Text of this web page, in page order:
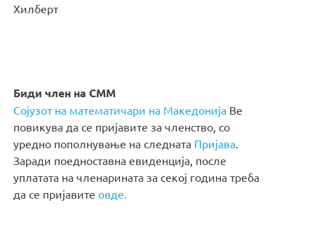
Хилберт
Биди член на СММ
Сојузот на математичари на Македонија Ве
повикува да се пријавите за членство, со
уредно пополнување на следната Пријава
Заради поедноставна евиденција, после
уплатата на членарината за секој година треба
да се пријавитеовде.